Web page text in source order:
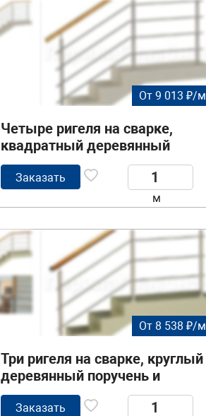
От 9 013 ₽/м
Четыре ригеля на сварке,
квадратный деревянный
поручень и круглые стойки
Заказать
м
От 8 538 ₽/м
Три ригеля на сварке, круглый
деревянный поручень и
круглые стойки
Заказать